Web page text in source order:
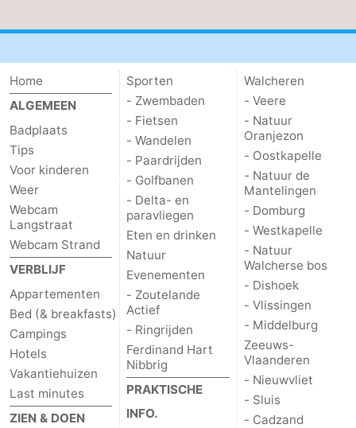
-
Zwembaden
-
Fietsen
-
Wandelen
-
Paardrijden
-
Golfbanen
-
Delta-
paravliegen
Eten
drinken
Evenementen
Ringrijden
Zoutelande
Home
ALGEMEEN
Badplaats
Tips
Voor kinderen
Weer
Webcam
Langstraat
Webcam Strand
VERBLIJF
Appartementen
Bed (& breakfasts)
Campings
Hotels
Vakantiehuizen
Last minutes
ZIEN & DOEN
Sporten
- Zwembaden
- Fietsen
- Wandelen
- Paardrijden
- Golfbanen
- Delta- en
paravliegen
Eten en drinken
Natuur
Evenementen
- Zoutelande
Actief
- Ringrijden
Ferdinand Hart
Nibbrig
PRAKTISCHE
INFO.
Walcheren
- Veere
- Natuur
Oranjezon
- Oostkapelle
- Natuur de
Mantelingen
- Domburg
- Westkapelle
- Natuur
Walcherse bos
- Dishoek
- Vlissingen
- Middelburg
Zeeuws-
Vlaanderen
- Nieuwvliet
- Sluis
- Cadzand